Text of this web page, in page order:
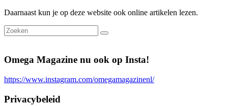
Daarnaast kun je op deze website ook online artikelen lezen.
Omega Magazine nu ook op Insta!
https://www.instagram.com/omegamagazinenl/
Privacybeleid